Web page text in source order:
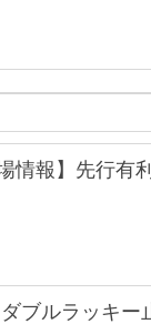
情報】先行有利
ブルラッキー